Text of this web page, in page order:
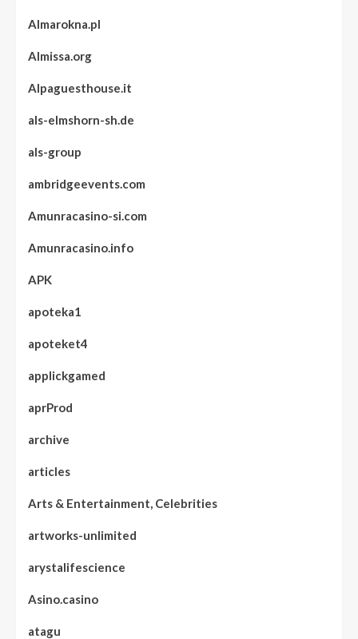
Almarokna.pl
Almissa.org
Alpaguesthouse.it
als-elmshorn-sh.de
als-group
ambridgeevents.com
Amunracasino-si.com
Amunracasino.info
APK
apoteka1
apoteket4
applickgamed
aprProd
archive
articles
Arts & Entertainment, Celebrities
artworks-unlimited
arystalifescience
Asino.casino
atagu